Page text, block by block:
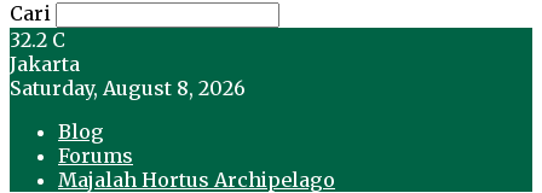
Cari
32.2 C
Jakarta
Saturday, August 8, 2026
Blog
Forums
Majalah Hortus Archipelago